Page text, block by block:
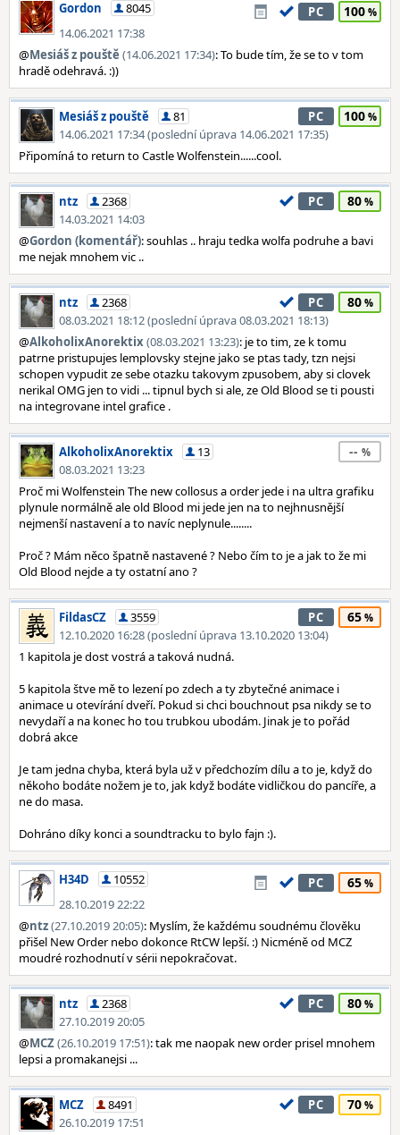
Gordon
8045
14.06.2021 17:38
PC 100
@Mesiáš z pouště (14.06.2021 17:34): To bude tím, že se to v tom
hradě odehravá. :))
Mesiáš z pouště
81
14.06.2021 17:34 (poslední úprava 14.06.2021 17:35)
PC 100
Připomíná to return to Castle Wolfenstein......cool.
ntz
2368
14.03.2021 14:03
PC 80
@Gordon (komentář): souhlas .. hraju tedka wolfa podruhe a bavi
me nejak mnohem vic ..
ntz
2368
08.03.2021 18:12 (poslední úprava 08.03.2021 18:13)
PC 80
@AlkoholixAnorektix(08.03.2021 13:23): je to tim, ze k tomu
patrne pristupujes lemplovsky stejne jako se ptas tady, tzn nejsi
schopen vypudit ze sebe otazku takovym zpusobem, aby si clovek
nerikal OMG jen to vidi ... tipnul bych si ale, ze Old Blood se ti pousti
na integrovane intel grafice .
AlkoholixAnorektix
13
08.03.2021 13:23
--
Proč mi Wolfenstein The new collosus a order jede i na ultra grafiku
plynule normálně ale old Blood mi jede jen na to nejhnusnější
nejmenší nastavení a to navíc neplynule........
Proč ? Mám něco špatně nastavené ? Nebo čím to je a jak to že mi
Old Blood nejde a ty ostatní ano ?
FildasCZ
3559
12.10.2020 16:28 (poslední úprava 13.10.2020 13:04)
PC 65
1 kapitola je dost vostrá a taková nudná.
5 kapitola štve mě to lezení po zdech a ty zbytečné animace i
animace u otevírání dveří. Pokud si chci bouchnout psa nikdy se to
nevydaří a na konec ho tou trubkou ubodám. Jinak je to pořád
dobrá akce
Je tam jedna chyba, která byla už v předchozím dílu a to je, když do
někoho bodáte nožem je to, jak když bodáte vidličkou do pancíře, a
ne do masa.
Dohráno díky konci a soundtracku to bylo fajn :).
H34D
10552
28.10.2019 22:22
PC 65
@ntz(27.10.2019 20:05): Myslím, že každému soudnému člověku
přišel New Order nebo dokonce RtCW lepší. :) Nicméně od MCZ
moudré rozhodnutí v sérii nepokračovat.
ntz
2368
27.10.2019 20:05
PC 80
@MCZ(26.10.2019 17:51): tak me naopak new order prisel mnohem
lepsi a promakanejsi ...
MCZ
8491
26.10.2019 17:51
PC 70